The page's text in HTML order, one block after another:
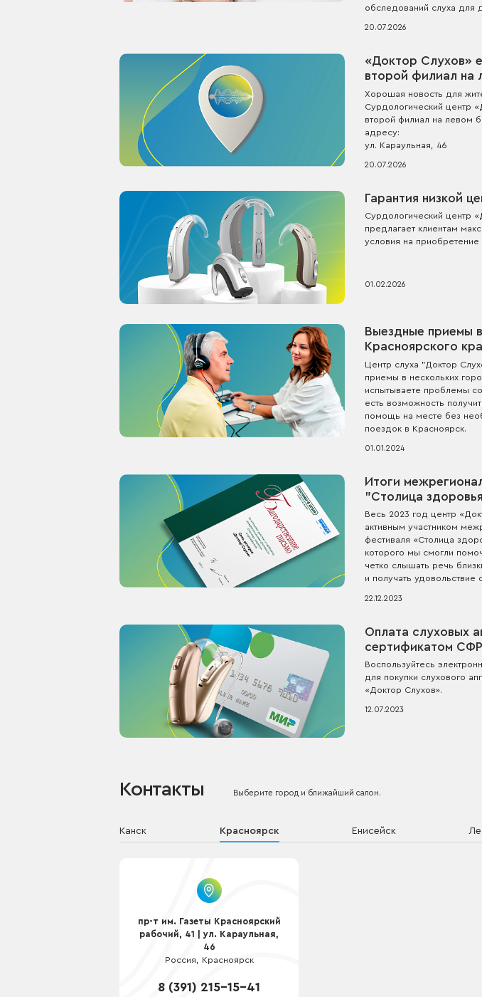
обследований слуха
20.07.2026
«Доктор Слухов»
второй филиал на
Хорошая новость для
Сурдологический центр
второй филиал на левом
адресу:
ул. Караульная, 46
20.07.2026
Гарантия низкой
Сурдологический центр
предлагает клиентам
условия на приобретение
01.02.2026
Выездные приемы
Красноярского
Центр слуха "Доктор
приемы в нескольких
испытываете проблемы
есть возможность
помощь на месте без
поездок в Красноярск.
01.01.2024
Итоги
"Столица
Весь 2023 год центр
активным участником
фестиваля «Столица
которого мы смогли
четко слышать речь
и получать удовольствие
22.12.2023
Оплата слуховых
сертификатом СФР
Воспользуйтесь
для покупки слухового
«Доктор Слухов».
12.07.2023
Контакты Выберите город и ближайший салон.
Канск Красноярск Енисейск
пр-т им. Газеты Красноярский
рабочий, 41 | ул. Караульная,
46
Россия, Красноярск
8 (391) 215-15-41